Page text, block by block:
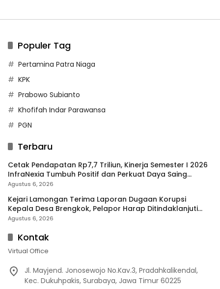
Populer Tag
Pertamina Patra Niaga
KPK
Prabowo Subianto
Khofifah Indar Parawansa
PGN
Terbaru
Cetak Pendapatan Rp7,7 Triliun, Kinerja Semester I 2026
InfraNexia Tumbuh Positif dan Perkuat Daya Saing
Industri Digital
Agustus 6, 2026
Kejari Lamongan Terima Laporan Dugaan Korupsi
Kepala Desa Brengkok, Pelapor Harap Ditindaklanjuti
Secara Profesional
Agustus 6, 2026
Kontak
Virtual Office
Jl. Mayjend. Jonosewojo No.Kav.3, Pradahkalikendal,
Kec. Dukuhpakis, Surabaya, Jawa Timur 60225